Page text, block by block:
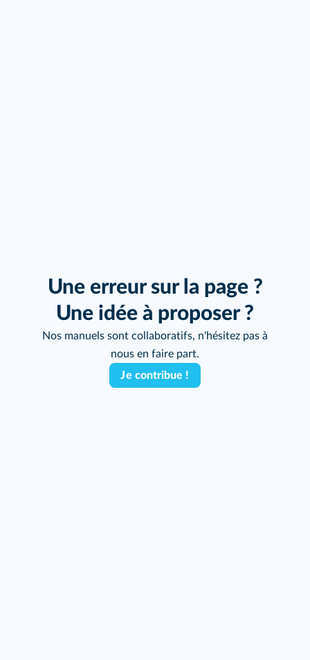
Une erreur sur la page ?
Une idée à proposer ?
Nos manuels sont collaboratifs, n'hésitez pas à
nous en faire part.
Je contribue !